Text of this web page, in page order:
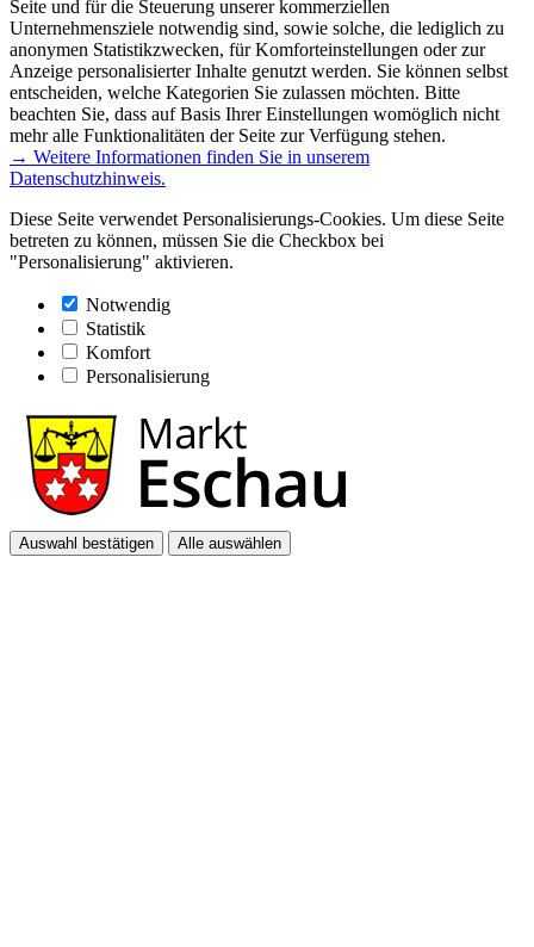
Seite und für die Steuerung unserer kommerziellen
Unternehmensziele notwendig sind, sowie solche, die lediglich zu
anonymen Statistikzwecken, für Komforteinstellungen oder zur
Anzeige personalisierter Inhalte genutzt werden. Sie können selbst
entscheiden, welche Kategorien Sie zulassen möchten. Bitte
beachten Sie, dass auf Basis Ihrer Einstellungen womöglich nicht
mehr alle Funktionalitäten der Seite zur Verfügung stehen.
→ Weitere Informationen finden Sie in unserem
Datenschutzhinweis.
Diese Seite verwendet Personalisierungs-Cookies. Um diese Seite
betreten zu können, müssen Sie die Checkbox bei
"Personalisierung" aktivieren.
Notwendig
Statistik
Komfort
Personalisierung
Auswahl bestätigen Alle auswählen